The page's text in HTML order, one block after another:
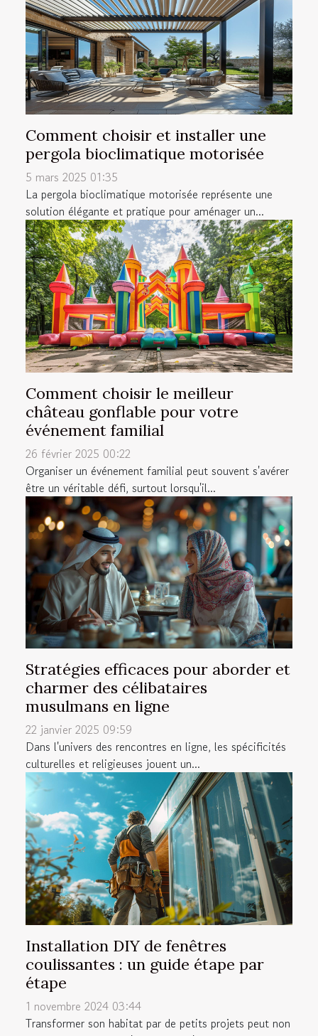
Comment choisir et installer une
pergola bioclimatique motorisée
5 mars 2025 01:35
La pergola bioclimatique motorisée représente une
solution élégante et pratique pour aménager un...
Comment choisir le meilleur
château gonflable pour votre
événement familial
26 février 2025 00:22
Organiser un événement familial peut souvent s'avérer
être un véritable défi, surtout lorsqu'il...
Stratégies efficaces pour aborder et
charmer des célibataires
musulmans en ligne
22 janvier 2025 09:59
Dans l'univers des rencontres en ligne, les spécificités
culturelles et religieuses jouent un...
Installation DIY de fenêtres
coulissantes : un guide étape par
étape
1 novembre 2024 03:44
Transformer son habitat par de petits projets peut non